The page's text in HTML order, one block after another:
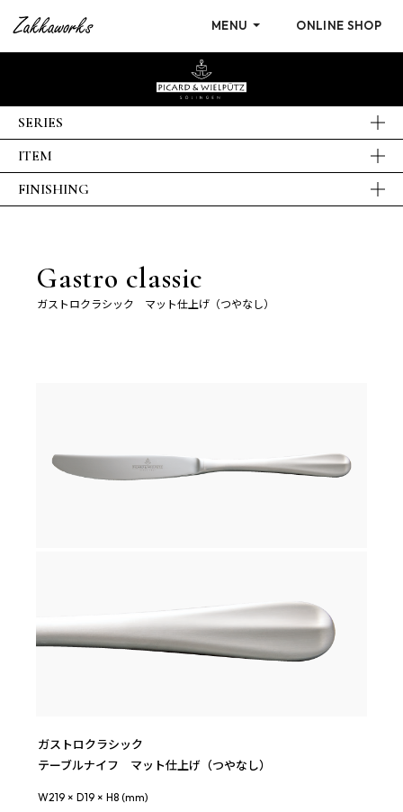
MENU ONLINE SHOP
SERIES
ITEM
FINISHING
Gastro classic
ガストロクラシック マット仕上げ（つやなし）
ガストロクラシック
テーブルナイフ マット仕上げ（つやなし）
W219 × D19 × H8 (mm)